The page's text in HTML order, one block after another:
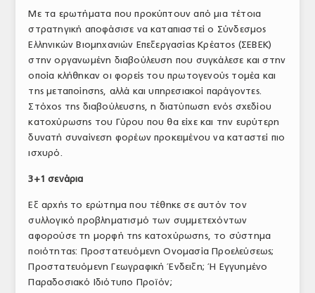
Με τα ερωτήματα που προκύπτουν από μια τέτοια
στρατηγική αποφάσισε να καταπιαστεί ο Σύνδεσμος
Ελληνικών Βιομηχανιών Επεξεργασίας Κρέατος (ΣΕΒΕΚ)
στην οργανωμένη διαβούλευση που συγκάλεσε και στην
οποία κλήθηκαν οι φορείς του πρωτογενούς τομέα και
της μεταποίησης, αλλά και υπηρεσιακοί παράγοντες.
Στόχος της διαβούλευσης, η διατύπωση ενός σχεδίου
κατοχύρωσης του Γύρου που θα είχε και την ευρύτερη
δυνατή συναίνεση φορέων προκειμένου να καταστεί πιο
ισχυρό.
3+1 σενάρια
Εξ αρχής το ερώτημα που τέθηκε σε αυτόν τον
συλλογικό προβληματισμό των συμμετεχόντων
αφορούσε τη μορφή της κατοχύρωσης, το σύστημα
ποιότητας: Προστατευόμενη Ονομασία Προελεύσεως;
Προστατευόμενη Γεωγραφική Ένδειξη; Ή Εγγυημένο
Παραδοσιακό Ιδιότυπο Προϊόν;